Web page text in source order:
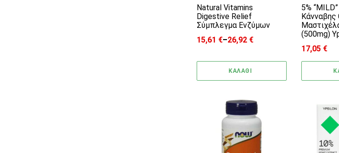
Natural Vitamins
Digestive Relief
Σύμπλεγμα Ενζύμων
15,61 €–26,92 €
Price range: 15,61 € through 26,92 €
ΚΑΛΑΘΙ
5%
Κάνναβης
(500mg)
17,05 €